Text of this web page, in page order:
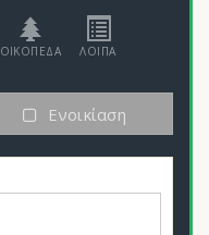
ΟΙΚΟΠΕΔΑ ΛΟΙΠΑ
Ενοικίαση